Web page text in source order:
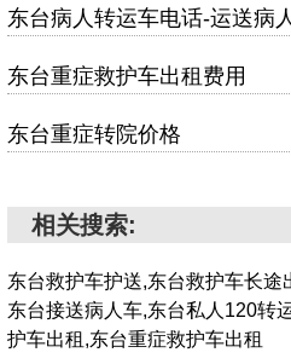
东台病人转运车电话-运送病
东台重症救护车出租费用
东台重症转院价格
相关搜索:
东台救护车护送,东台救护车长
东台接送病人车,东台私人120转
护车出租,东台重症救护车出租